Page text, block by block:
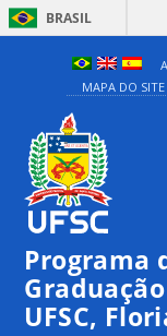
BRASIL
MAPA DO SITE
Programa
UFSC,